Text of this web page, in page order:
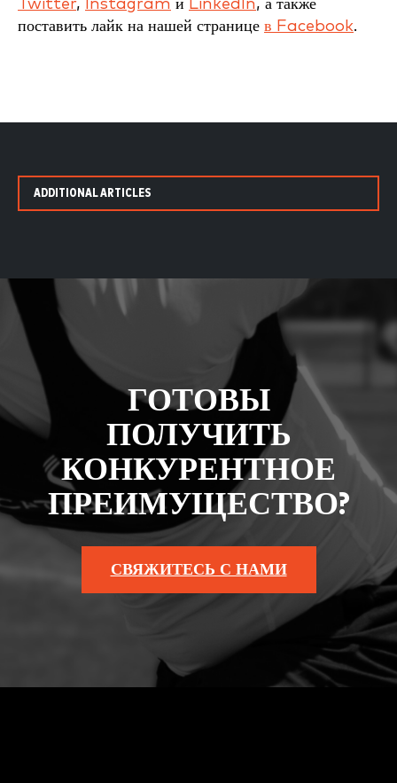
Twitter, Instagram и LinkedIn, а также
поставить лайк на нашей странице в Facebook.
ADDITIONAL ARTICLES
ГОТОВЫ
ПОЛУЧИТЬ
КОНКУРЕНТНОЕ
ПРЕИМУЩЕСТВО?
СВЯЖИТЕСЬ С НАМИ